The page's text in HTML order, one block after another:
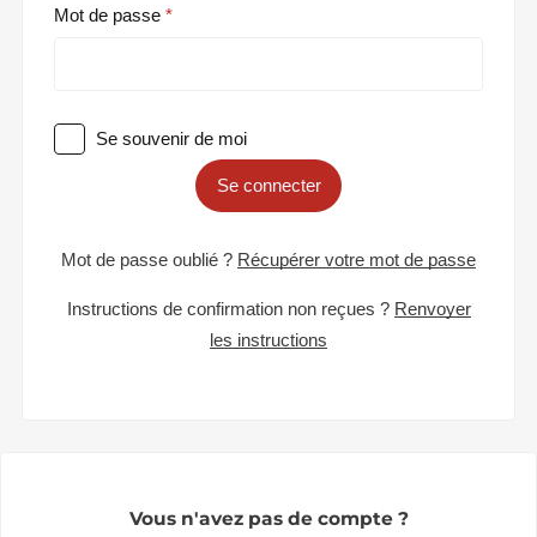
Mot de passe
Se souvenir de moi
Se connecter
Mot de passe oublié ? Récupérer votre mot de passe
Instructions de confirmation non reçues ? Renvoyer
les instructions
Vous n'avez pas de compte ?